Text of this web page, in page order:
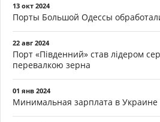
13 окт 2024
Порты Большой Одессы
22 авг 2024
Порт «Південний» став лідером
перевалкою зерна
01 янв 2024
Минимальная зарплата в Украине